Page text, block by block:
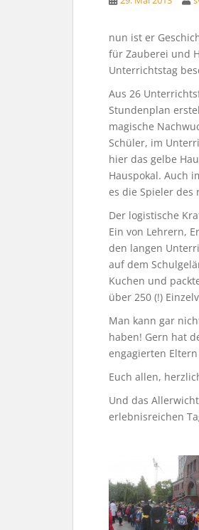
nun ist er
für Zauberei und
Unterrichtstag
Aus 26
Stundenplan
magische
Schüler, im
hier das gelbe
Hauspokal. Auch
es die Spieler des
Der logistische
Ein von Lehrern,
den langen
auf dem
Kuchen und
über 250 (!)
Man kann gar
haben! Gern hat
engagierten
Euch allen,
Und das
erlebnisreichen